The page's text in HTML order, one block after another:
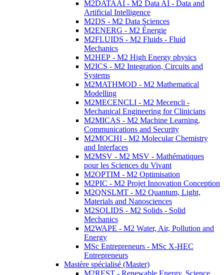
M2DATAAI - M2 Data AI - Data and
Artificial Intelligence
M2DS - M2 Data Sciences
M2ENERG - M2 Énergie
M2FLUIDS - M2 Fluids - Fluid
Mechanics
M2HEP - M2 High Energy physics
M2ICS - M2 Integration, Circuits and
Systems
M2MATHMOD - M2 Mathematical
Modelling
M2MECENCLI - M2 Mecencli -
Mechanical Engineering for Clinicians
M2MICAS - M2 Machine Learning,
Communications and Security
M2MOCHI - M2 Molecular Chemistry
and Interfaces
M2MSV - M2 MSV - Mathématiques
pour les Sciences du Vivant
M2OPTIM - M2 Optimisation
M2PIC - M2 Projet Innovation Conception
M2QNSLMT - M2 Quantum, Light,
Materials and Nanosciences
M2SOLIDS - M2 Solids - Solid
Mechanics
M2WAPE - M2 Water, Air, Pollution and
Energy
MSc Entrepreneurs - MSc X-HEC
Entrepreneurs
Mastère spécialisé (Master)
M2REST - Renewable Energy, Science